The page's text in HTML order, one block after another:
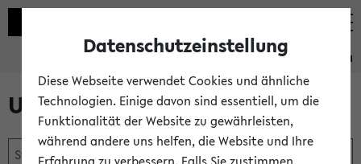
Studieninformation
Unser Studienangebot
Datenschutzeinstellung
Diese Webseite verwendet Cookies und ähnliche
Technologien. Einige davon sind essentiell, um die
Funktionalität der Website zu gewährleisten,
während andere uns helfen, die Website und Ihre